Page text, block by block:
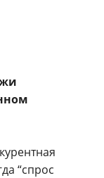
“спрос